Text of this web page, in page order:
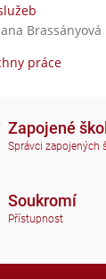
Brassányová
práce
Zapojené
Správci zapojených
Soukromí
Přístupnost